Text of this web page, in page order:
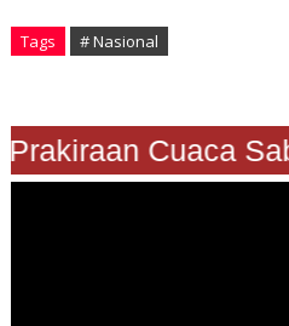
Tags # Nasional
"Prakiraan Cuaca